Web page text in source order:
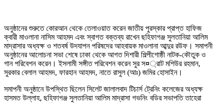
অনুষ্ঠানের শুরুতে কোরআন থেকে তেলাওয়াত করেন জাতীয় পুরস্কার প্রাপ্ত হাফিজ
ক্বারী মাওলানা নাসিম আহমদ এবং স্বাগত বক্তব্য রাখেন ছহিফাগঞ্জ সুলতানিয়া আলিম
মাদ্রাসার অধ্যক্ষ ও শতবর্ষ উদযাপন পরিষদের আহবায়ক মাওলানা আব্দুর রউফ। সমাপনী
অনুষ্ঠানের আলোচনা সভা শেষে ঢাকা থেকে আগত দিশারী শিল্পীগোষ্ঠী নাটক-কৌতুক ও
গান পরিবেশন করেন। ইসলামী সঙ্গীত পরিবেশন করেন সুর স¤্রাট মশিউর রহমান,
সুরকার বেলাল আহমদ, ফারহান আহমদ, নাতে রাসুল (আঃ) জমির হোসাইন।
সমাপনী অনুষ্ঠানে উপস্থিত ছিলেন সিলেট জালালবাদ টিচার্স ট্রেনিং কলেজের অধ্যক্ষ
হাসমত উল্লাহ, ছহিফাগঞ্জ সুলতানিয়া আলিম মাদ্রাসা গভনিং বডির সভাপতি তাহেরা